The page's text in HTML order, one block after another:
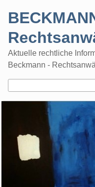
Aktuelle rechtliche
Beckmann -